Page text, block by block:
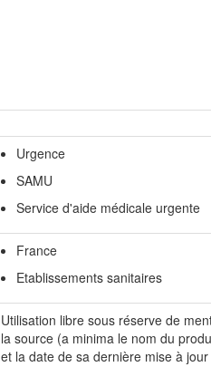
Urgence
SAMU
Service d'aide médicale urgente
France
Etablissements sanitaires
Utilisation libre sous réserve de
la source (a minima le nom du
et la date de sa dernière mise à jour